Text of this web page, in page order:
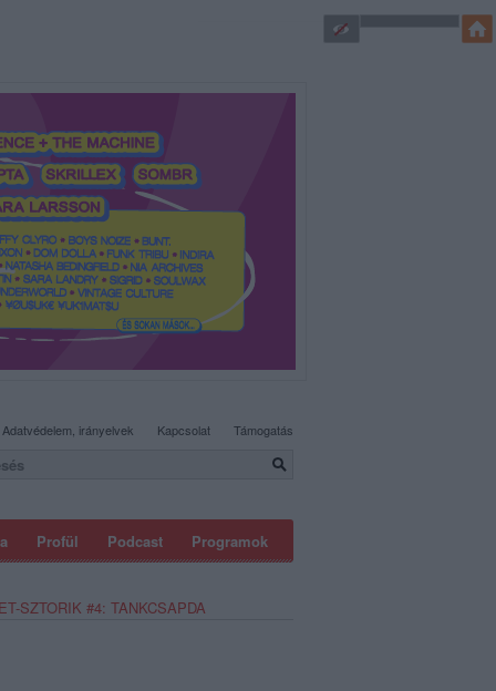
Profül Podcast Programok
Adatvédelem, irányelvek Kapcsolat Támogatás
SZTORIK #4: TANKCSAPDA
SÜTI BEÁLLÍTÁSOK MÓDOSÍTÁSA